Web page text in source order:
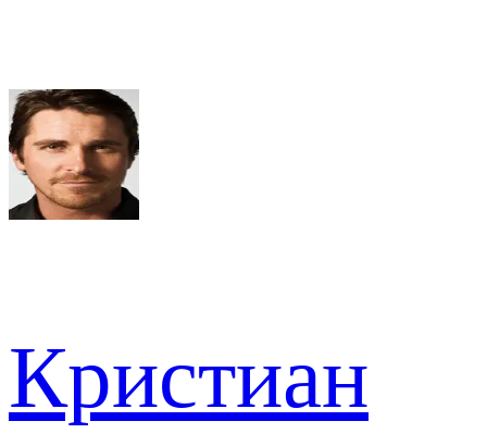
Кристиан